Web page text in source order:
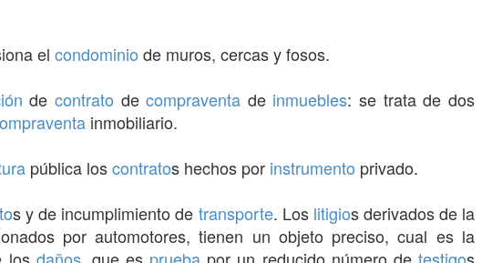
el condominio de muros, cercas y fosos.
de contrato decompraventa de inmuebles: se trata de dos
inmobiliario.
pública loscontratos hechos por instrumento privado.
s y de incumplimiento de transporte. Los litigios derivados de la
por automotores, tienen un objeto preciso, cual es la